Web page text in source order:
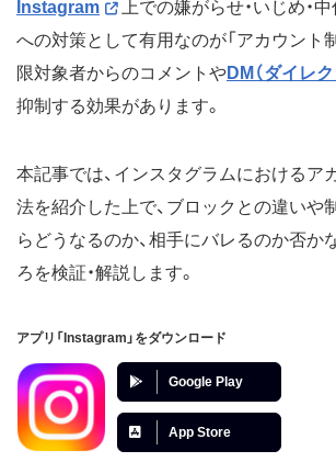
Instagram
上での嫌がらせ・いじめ・
への対策として有用なのが「アカウント
限対象者からのコメントやDM（ダイレ
抑制する効果があります。
本記事では、インスタグラムにおけるア
法を紹介した上で、ブロックとの違いや
らどうなるのか、相手にバレるのか否か
ろを検証・解説します。
アプリ「Instagram」をダウンロード
Google Play
App Store